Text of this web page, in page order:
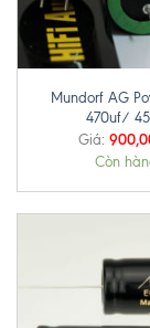
Mundorf AG
470uf/
Giá:
Còn